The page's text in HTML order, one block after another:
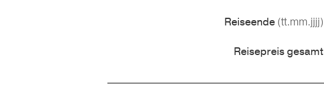
Reiseende (tt.mm.jjjj)
Reisepreis gesamt